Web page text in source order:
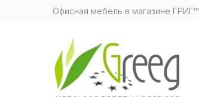
Офисная мебель в магазине ГРИГ™